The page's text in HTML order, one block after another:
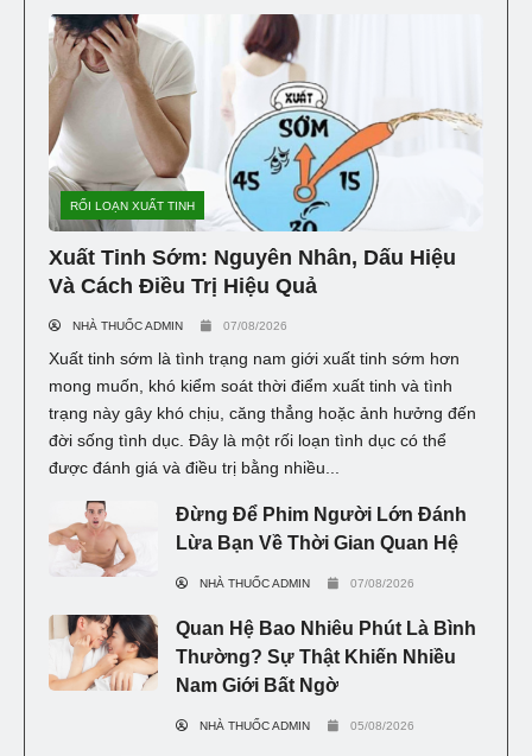
RỐI LOẠN XUẤT TINH
Xuất Tinh Sớm: Nguyên Nhân, Dấu Hiệu
Và Cách Điều Trị Hiệu Quả
NHÀ THUỐC ADMIN 07/08/2026
Xuất tinh sớm là tình trạng nam giới xuất tinh sớm hơn
mong muốn, khó kiểm soát thời điểm xuất tinh và tình
trạng này gây khó chịu, căng thẳng hoặc ảnh hưởng đến
đời sống tình dục. Đây là một rối loạn tình dục có thể
được đánh giá và điều trị bằng nhiều...
Đừng Để Phim Người Lớn Đánh
Lừa Bạn Về Thời Gian Quan Hệ
NHÀ THUỐC ADMIN 07/08/2026
Quan Hệ Bao Nhiêu Phút Là Bình
Thường? Sự Thật Khiến Nhiều
Nam Giới Bất Ngờ
NHÀ THUỐC ADMIN 05/08/2026